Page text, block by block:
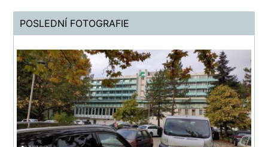
POSLEDNÍ FOTOGRAFIE